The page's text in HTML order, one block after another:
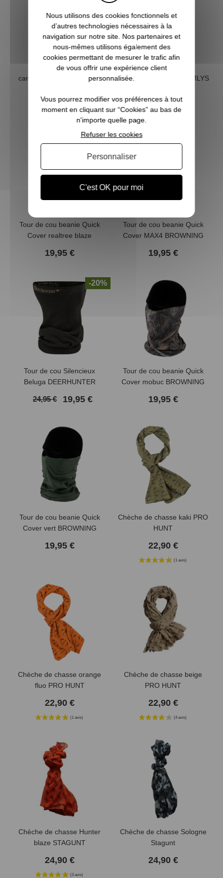
Tour de cou polaire
camouflage bois SOMLYS
19,50 €
Tour de cou polaire
camouflage orange SOMLYS
19,50 €
Tour de cou beanie Quick
Cover realtree blaze
19,95 €
Tour de cou beanie Quick
Cover MAX4 BROWNING
19,95 €
-20%
Tour de cou Silencieux
Beluga DEERHUNTER
24,95 € 19,95 €
Tour de cou beanie Quick
Cover mobuc BROWNING
19,95 €
Tour de cou beanie Quick
Cover vert BROWNING
19,95 €
Chèche de chasse kaki PRO
HUNT
22,90 €
Chèche de chasse orange
fluo PRO HUNT
22,90 €
Chèche de chasse beige
PRO HUNT
22,90 €
Chèche de chasse Hunter
blaze STAGUNT
24,90 €
Chèche de chasse Sologne
Stagunt
24,90 €
Nous utilisons des cookies fonctionnels et
d’autres technologies nécessaires à la
navigation sur notre site. Nos partenaires et
nous-mêmes utilisons également des
cookies permettant de mesurer le trafic afin
de vous offrir une expérience client
personnalisée.
Vous pourrez modifier vos préférences à tout
moment en cliquant sur “Cookies” au bas de
n'importe quelle page.
C'est OK pour moi
Refuser les cookies
Personnaliser